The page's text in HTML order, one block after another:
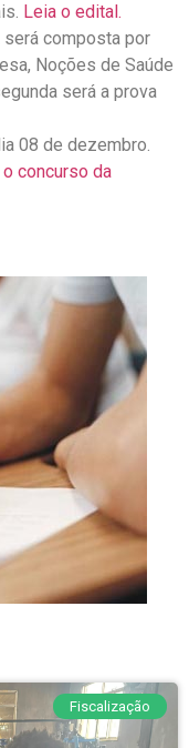
Leia o edital.
composta por
Noções de Saúde
será a prova
08 de dezembro.
concurso da
Fiscalização